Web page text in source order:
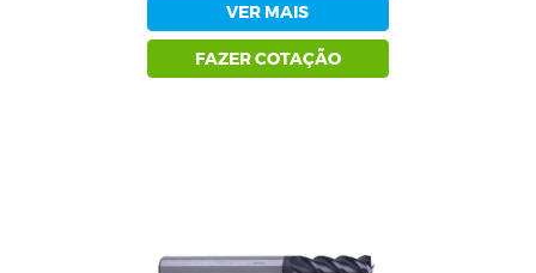
VER MAIS
FAZER COTAÇÃO